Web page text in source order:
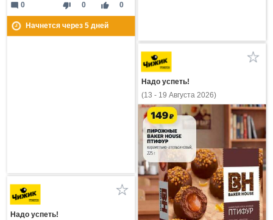
thumb_down 0 thumb_up 0
mode_comment 0
Начнется через 5дней
Надо успеть!
(13 - 19 Августа 2026)
Надо успеть!